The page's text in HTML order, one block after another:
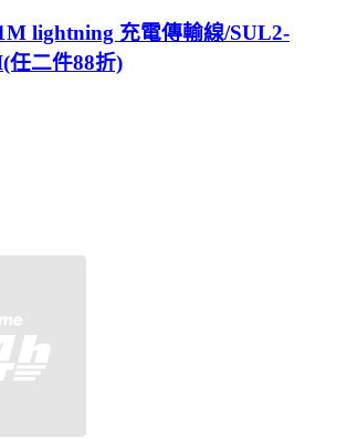
lightning 充電傳輸線/SUL2-
任二件88折)